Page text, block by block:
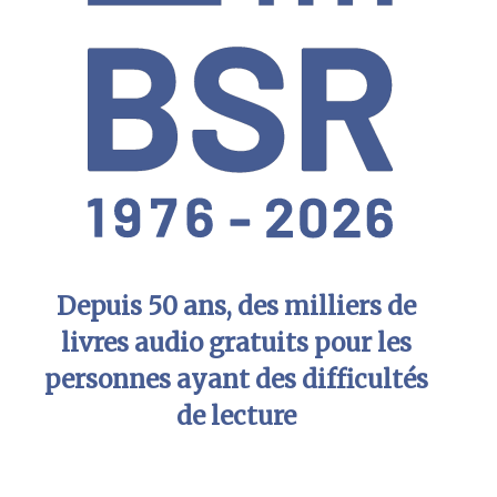
Depuis 50 ans, des milliers de
livres audio gratuits pour les
personnes ayant des difficultés
de lecture